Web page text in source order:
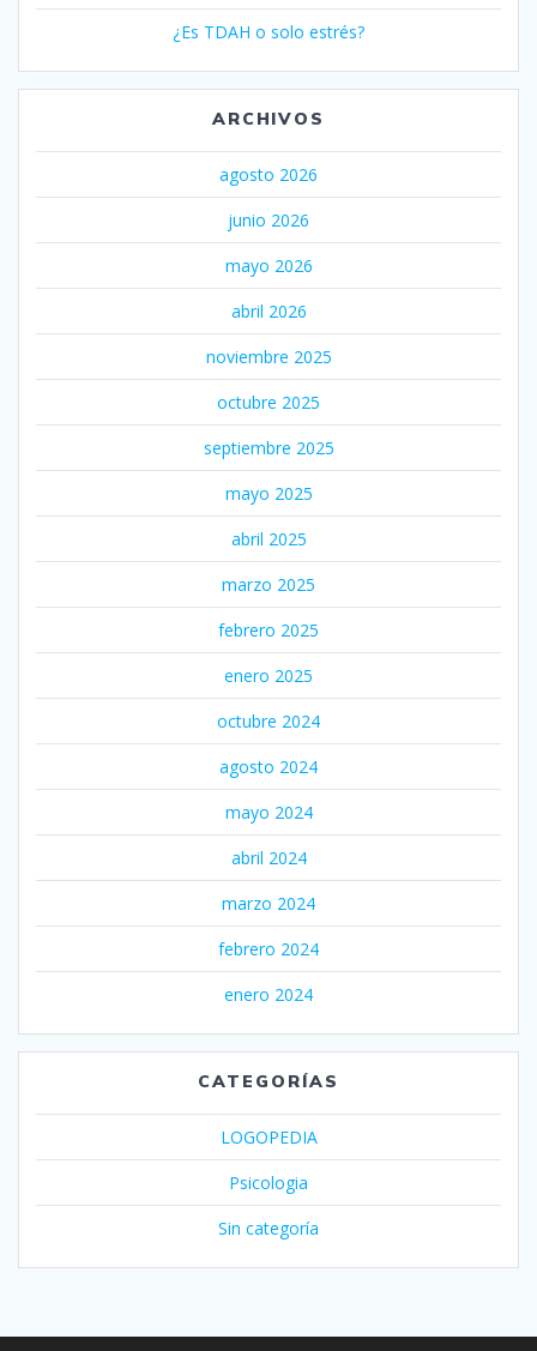
¿Es TDAH o solo estrés?
ARCHIVOS
agosto 2026
junio 2026
mayo 2026
abril 2026
noviembre 2025
octubre 2025
septiembre 2025
mayo 2025
abril 2025
marzo 2025
febrero 2025
enero 2025
octubre 2024
agosto 2024
mayo 2024
abril 2024
marzo 2024
febrero 2024
enero 2024
CATEGORÍAS
LOGOPEDIA
Psicologia
Sin categoría